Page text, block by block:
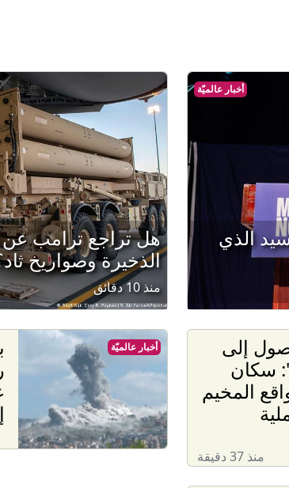
أخبار عالميّة
الذي
هل تراجع ترامب
الذخيرة وصواريخ
منذ 10 دقائق
إلى
سكان
المخيم
منذ 37 دقيقة
أخبار عالميّة